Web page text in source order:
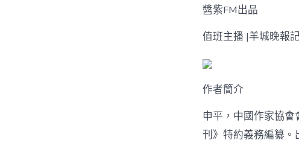
醬紫FM出品
值班主播 |羊城晚報
作者簡介
申平，中國作家協
刊》特約義務編纂